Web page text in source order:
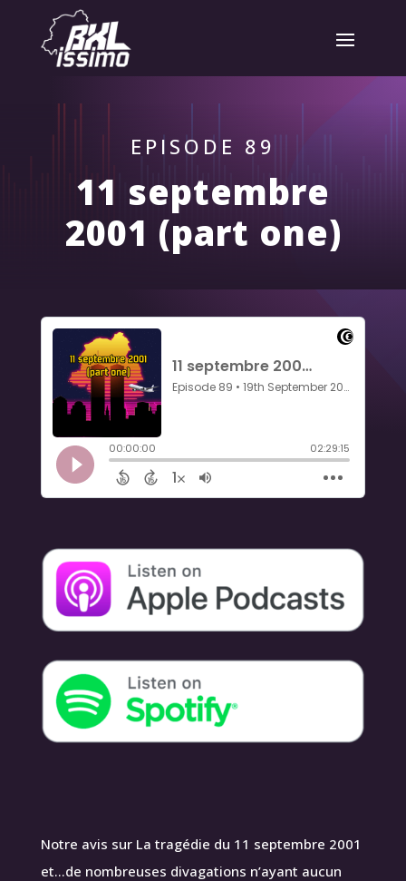
EPISODE 89
11 septembre
2001 (part one)
Notre avis sur La tragédie du 11 septembre 2001
et…de nombreuses divagations n’ayant aucun